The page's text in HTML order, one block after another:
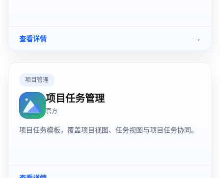
查看详情 →
项目管理
项目任务管理
官方
项目任务模板，覆盖项目视图、任务视图与项目任务协同。